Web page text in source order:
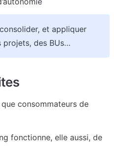
et appliquer
projets, des BUs…
consommateurs de
fonctionne, elle aussi, de